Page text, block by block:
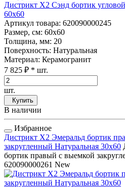
Дистрикт Х2 Сэнд бортик
60x60
Артикул товара: 620090000245
Размер, см: 60x60
Толщина, мм: 20
Поверхность: Натуральная
Материал: Керамогранит
7 825 ₽ * шт.
шт.
Купить
В наличии
Избранное
Дистрикт Х2 Эмеральд бортик
закругленный Натуральная 30x60
бортик правый с выемкой
620090000261 New